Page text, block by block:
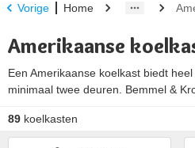
Vorige Home
Amerikaanse
Een Amerikaanse koelkast biedt
minimaal twee deuren. Bemmel &
bekendste variant. Bij dit Amerikaans
vriesgedeelte naast elkaar. Wil je
89 koelkasten